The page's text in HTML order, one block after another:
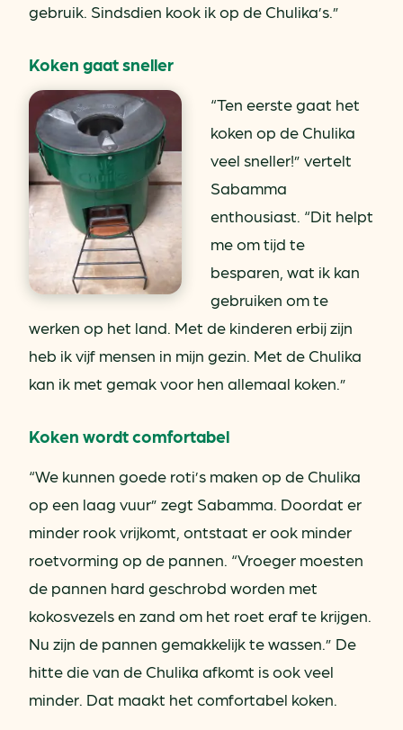
gebruik. Sindsdien kook ik op de Chulika’s.”
Koken gaat sneller
“Ten eerste gaat het
koken op de Chulika
veel sneller!” vertelt
Sabamma
enthousiast. “Dit helpt
me om tijd te
besparen, wat ik kan
gebruiken om te
werken op het land. Met de kinderen erbij zijn
heb ik vijf mensen in mijn gezin. Met de Chulika
kan ik met gemak voor hen allemaal koken.”
Koken wordt comfortabel
“We kunnen goede roti’s maken op de Chulika
op een laag vuur” zegt Sabamma. Doordat er
minder rook vrijkomt, ontstaat er ook minder
roetvorming op de pannen. “Vroeger moesten
de pannen hard geschrobd worden met
kokosvezels en zand om het roet eraf te krijgen.
Nu zijn de pannen gemakkelijk te wassen.” De
hitte die van de Chulika afkomt is ook veel
minder. Dat maakt het comfortabel koken.